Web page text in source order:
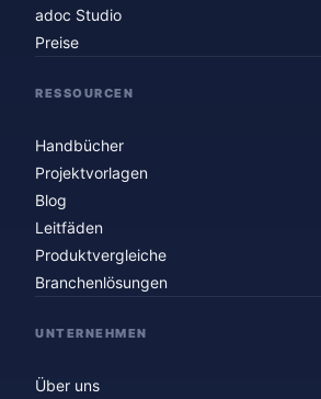
adoc Studio
Preise
RESSOURCEN
Handbücher
Projektvorlagen
Blog
Leitfäden
Produktvergleiche
Branchenlösungen
UNTERNEHMEN
Über uns